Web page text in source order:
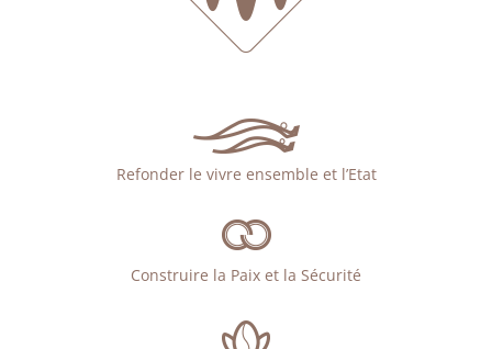
Refonder le vivre ensemble et l’Etat
Construire la Paix et la Sécurité